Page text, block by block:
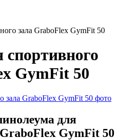
зала GraboFlex GymFit 50
GymFit 50
для
GymFit 50